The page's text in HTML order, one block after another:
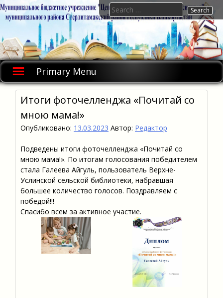
Skip
to
Primary Menu
Search
for:
Итоги фоточелленджа «Почитай со
мною мама!»
Опубликовано: 13.03.2023 Автор: Редактор
Подведены итоги фоточелленджа «Почитай со
мною мама!». По итогам голосования победителем
стала Галеева Айгуль, пользователь Верхне-
Услинской сельской библиотеки, набравшая
большее количество голосов. Поздравляем с
победой!!!
Спасибо всем за активное участие.